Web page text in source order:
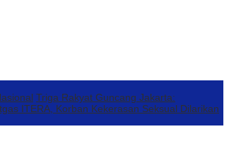
Triga Rakyat Guncang Jakarta:
ITERA, Korban Kekerasan Seksual Dilarikan